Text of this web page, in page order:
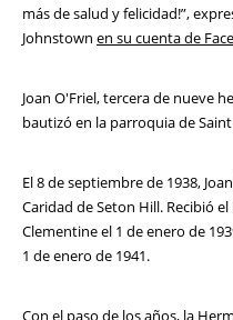
más de salud y felicidad!”,
Johnstown en su cuenta de
Joan O'Friel, tercera de nueve
bautizó en la parroquia de
El 8 de septiembre de 1938,
Caridad de Seton Hill. Recibió
Clementine el 1 de enero de
1 de enero de 1941.
Con el paso de los años, la